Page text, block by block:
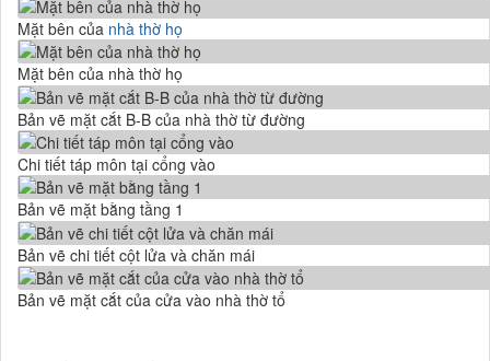
Mặt bên của nhà thờ họ
Mặt bên của nhà thờ họ
Bản vẽ mặt cắt B-B của nhà thờ từ đường
Chi tiết táp môn tại cổng vào
Bản vẽ mặt bằng tầng 1
Bản vẽ chi tiết cột lửa và chăn mái
Bản vẽ mặt cắt của cửa vào nhà thờ tổ